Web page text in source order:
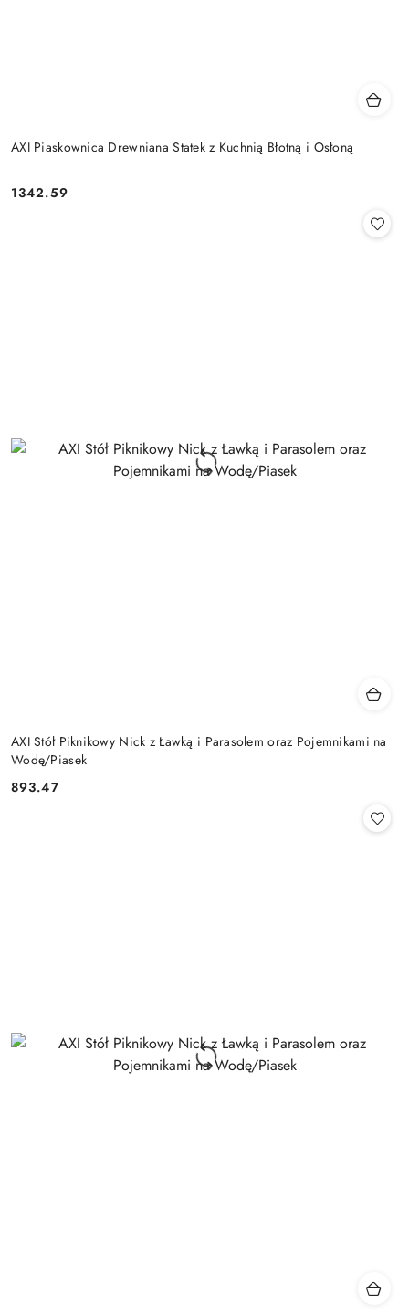
AXI Piaskownica Drewniana Statek z Kuchnią Błotną i Osłoną
Cena:
1342.59
AXI Stół Piknikowy Nick z Ławką i Parasolem oraz Pojemnikami na
Wodę/Piasek
Cena:
893.47